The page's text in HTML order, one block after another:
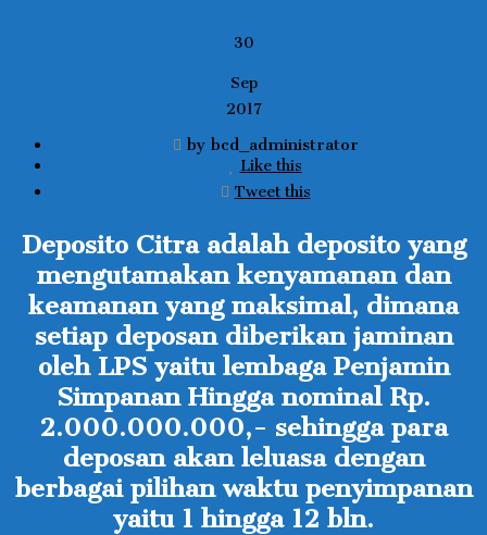
30
Sep
2017
by bcd_administrator
Like this
Tweet this
Deposito Citra adalah deposito yang
mengutamakan kenyamanan dan
keamanan yang maksimal, dimana
setiap deposan diberikan jaminan
oleh LPS yaitu lembaga Penjamin
Simpanan Hingga nominal Rp.
2.000.000.000,- sehingga para
deposan akan leluasa dengan
berbagai pilihan waktu penyimpanan
yaitu 1 hingga 12 bln.